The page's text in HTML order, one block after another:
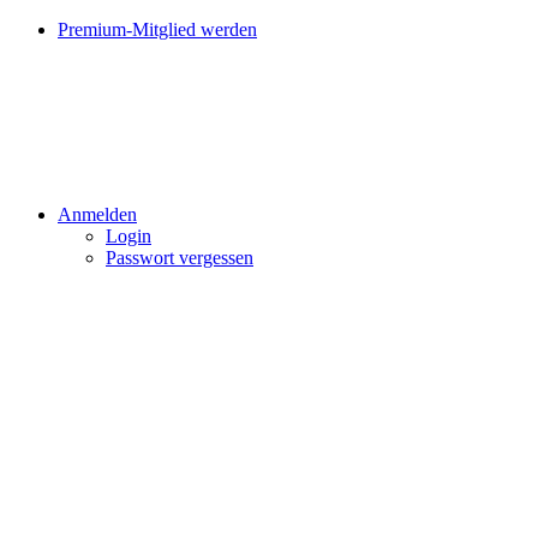
Premium-Mitglied werden
Anmelden
Login
Passwort vergessen